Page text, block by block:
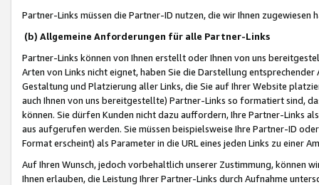
Partner-Links müssen die Partner-ID nutzen, die wir Ihnen zugewiesen
(b) Allgemeine Anforderungen für alle Partner-Links
Partner-Links können von Ihnen erstellt oder Ihnen von uns
Arten von Links nicht eignet, haben Sie die Darstellung
Gestaltung und Platzierung aller Links, die Sie auf Ihrer Website
auch Ihnen von uns bereitgestellte) Partner-Links so formatiert sind,
können. Sie dürfen Kunden nicht dazu auffordern, Ihre Partner-Links
aus aufgerufen werden. Sie müssen beispielsweise Ihre Partner-ID
Format erscheint) als Parameter in die URL eines jeden Links zu einer
Auf Ihren Wunsch, jedoch vorbehaltlich unserer Zustimmung, können
Ihnen erlauben, die Leistung Ihrer Partner-Links durch Aufnahme